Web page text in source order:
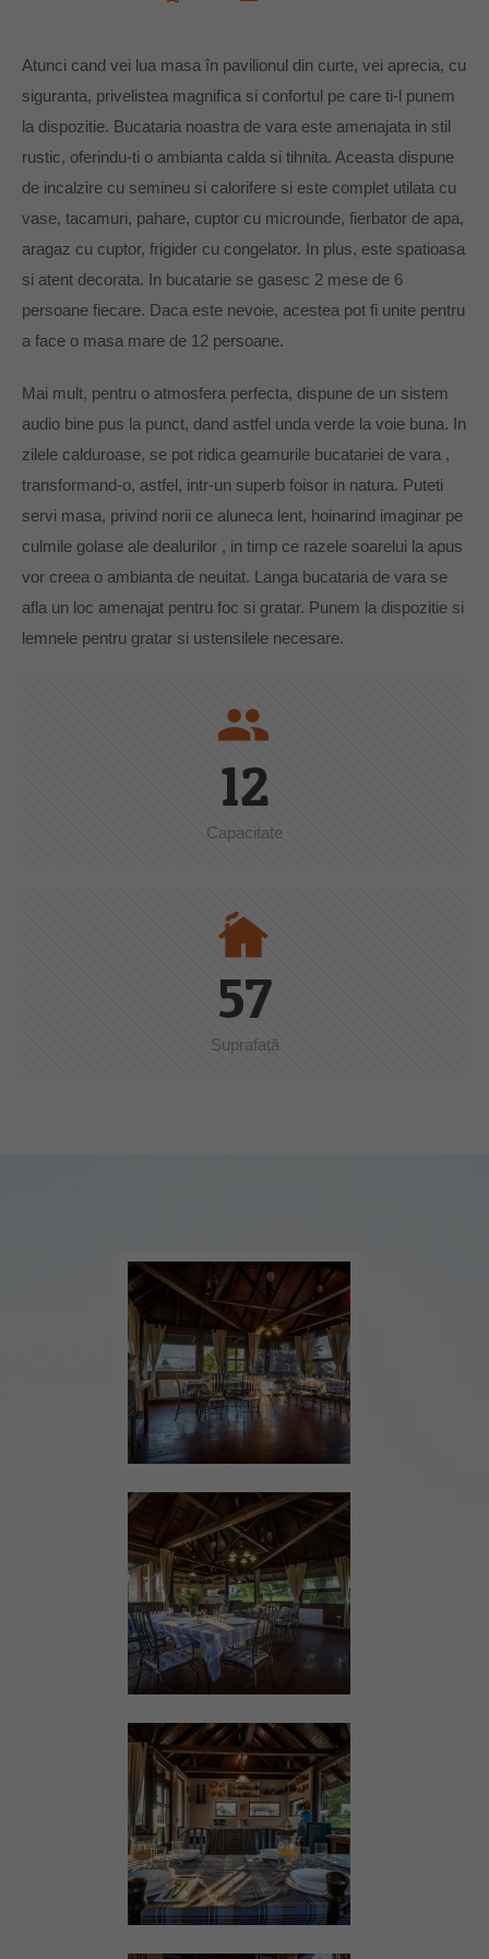
Atunci cand vei lua masa în pavilionul din curte, vei aprecia, cu
siguranta, privelistea magnifica si confortul pe care ti-l punem
la dispozitie. Bucataria noastra de vara este amenajata in stil
rustic, oferindu-ti o ambianta calda si tihnita. Aceasta dispune
de incalzire cu semineu si calorifere si este complet utilata cu
vase, tacamuri, pahare, cuptor cu microunde, fierbator de apa,
aragaz cu cuptor, frigider cu congelator. In plus, este spatioasa
si atent decorata. In bucatarie se gasesc 2 mese de 6
persoane fiecare. Daca este nevoie, acestea pot fi unite pentru
a face o masa mare de 12 persoane.
Mai mult, pentru o atmosfera perfecta, dispune de un sistem
audio bine pus la punct, dand astfel unda verde la voie buna. In
zilele calduroase, se pot ridica geamurile bucatariei de vara ,
transformand-o, astfel, intr-un superb foisor in natura. Puteti
servi masa, privind norii ce aluneca lent, hoinarind imaginar pe
culmile golase ale dealurilor , in timp ce razele soarelui la apus
vor creea o ambianta de neuitat. Langa bucataria de vara se
afla un loc amenajat pentru foc si gratar. Punem la dispozitie si
lemnele pentru gratar si ustensilele necesare.
people
12
Capacitate
cottage
57
Suprafață